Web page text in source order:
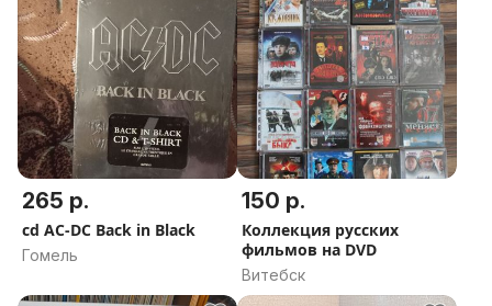
265 р.
cd AC-DC Back in Black
Гомель
150 р.
Коллекция русских
фильмов на DVD
Витебск